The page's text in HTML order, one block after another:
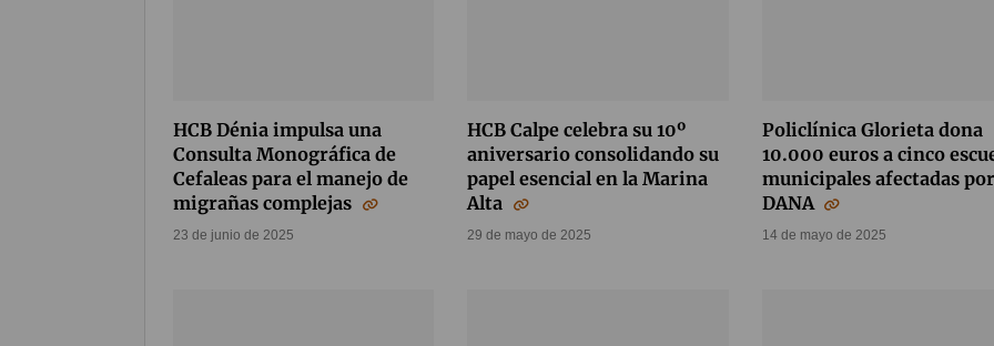
HCB Dénia impulsa una
Consulta Monográfica de
Cefaleas para el manejo de
migrañas complejas
23 de junio de 2025
HCB Calpe celebra su 10º
aniversario consolidando su
papel esencial en la Marina
Alta
29 de mayo de 2025
Policlínica Glorieta dona
10.000 euros a cinco
municipales afectadas
DANA
14 de mayo de 2025